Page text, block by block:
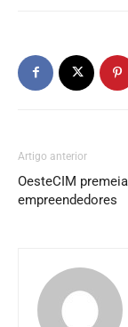
Artigo anterior
OesteCIM
empreendedores